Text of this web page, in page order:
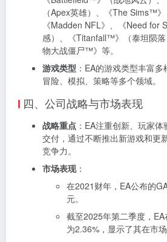
（Apex英雄）、《The Sims™》
《Madden NFL》、《Need
感）、《Titanfall™》（泰坦陨
物大战僵尸™》等。
游戏类型 ：EA的游戏类型丰富多
冒险、模拟、策略等多个领域。
四、公司战略与市场表现
战略重点 ：EA注重创新、玩家
交付，通过不断推出新游戏和更
竞争力。
市场表现：
在2021财年，EA公布的
元。
截至2025年第二季度，
为2.36%，显示了其在市场